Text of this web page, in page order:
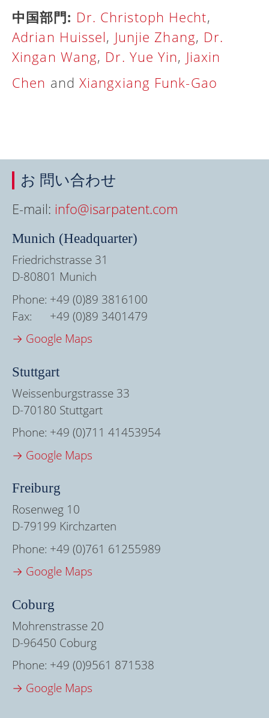
中国部門: Dr. Christoph Hecht,
Adrian Huissel, Junjie Zhang, Dr.
Xingan Wang, Dr. Yue Yin, Jiaxin
Chen and Xiangxiang Funk-Gao
お 問い合わせ
E-mail: info@isarpatent.com
Munich (Headquarter)
Friedrichstrasse 31
D-80801 Munich
Phone: +49 (0)89 3816100
Fax:
+49 (0)89 3401479
→ Google Maps
Stuttgart
Weissenburgstrasse 33
D-70180 Stuttgart
Phone: +49 (0)711 41453954
→ Google Maps
Freiburg
Rosenweg 10
D-79199 Kirchzarten
Phone: +49 (0)761 61255989
→ Google Maps
Coburg
Mohrenstrasse 20
D-96450 Coburg
Phone: +49 (0)9561 871538
→ Google Maps